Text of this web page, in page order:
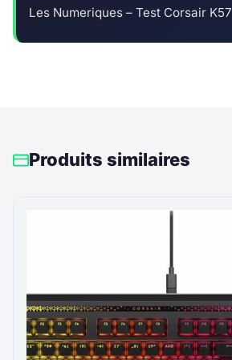
Les Numeriques – Test Corsair K57
Produits similaires